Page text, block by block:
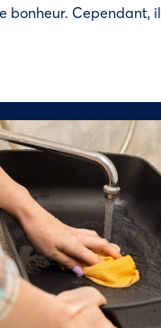
bonheur. Cependant, il